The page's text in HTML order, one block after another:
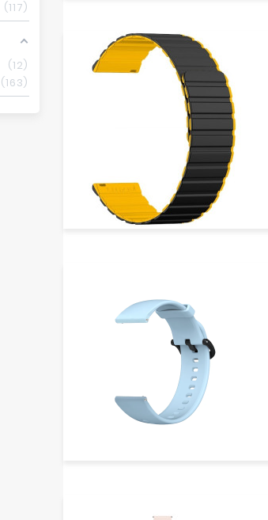
117
12
163